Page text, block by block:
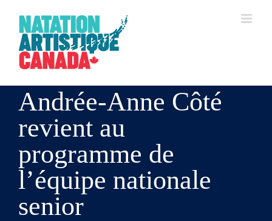
content
Andrée-Anne Côté
revient au
programme de
l’équipe nationale
senior